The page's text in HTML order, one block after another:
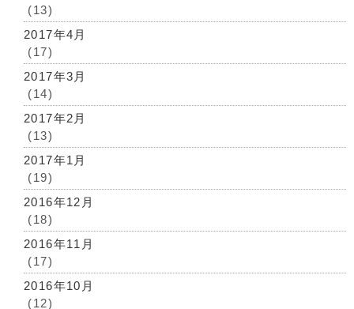
(13)
2017年4月
(17)
2017年3月
(14)
2017年2月
(13)
2017年1月
(19)
2016年12月
(18)
2016年11月
(17)
2016年10月
(12)